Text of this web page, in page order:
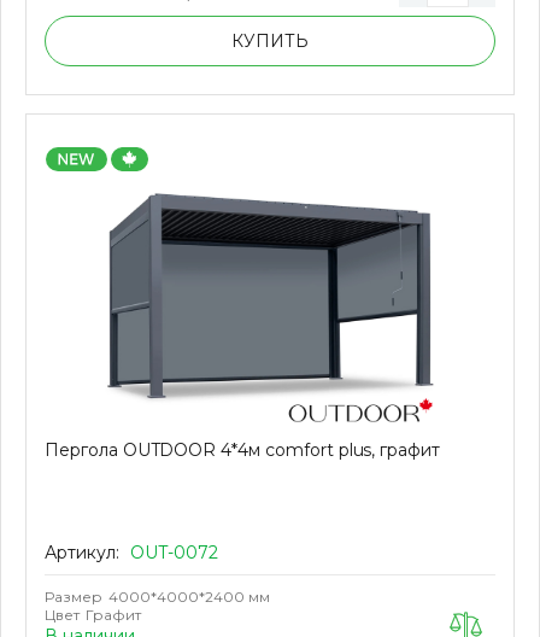
КУПИТЬ
Пергола OUTDOOR 4*4м сomfort plus, графит
Артикул: OUT-0072
Размер 4000*4000*2400 мм
Цвет Графит